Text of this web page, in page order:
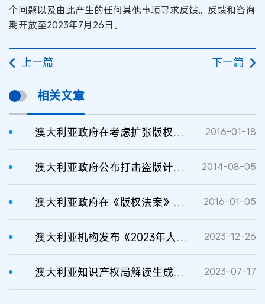
个问题以及由此产生的任何其他事项寻求反馈。反馈和咨询
期开放至2023年7月26日。
上一篇 下一篇
相关文章
澳大利亚政府在考虑扩张版权安全港原则 2016-01-18
澳大利亚政府公布打击盗版计划书 2014-08-05
澳大利亚政府在《版权法案》中加入合理使用和安全港条款 2016-01-05
澳大利亚机构发布《2023年人工智能生态系统报告》 2023-12-26
澳大利亚知识产权局解读生成式人工智能对知识产权的潜在影响 2023-07-17